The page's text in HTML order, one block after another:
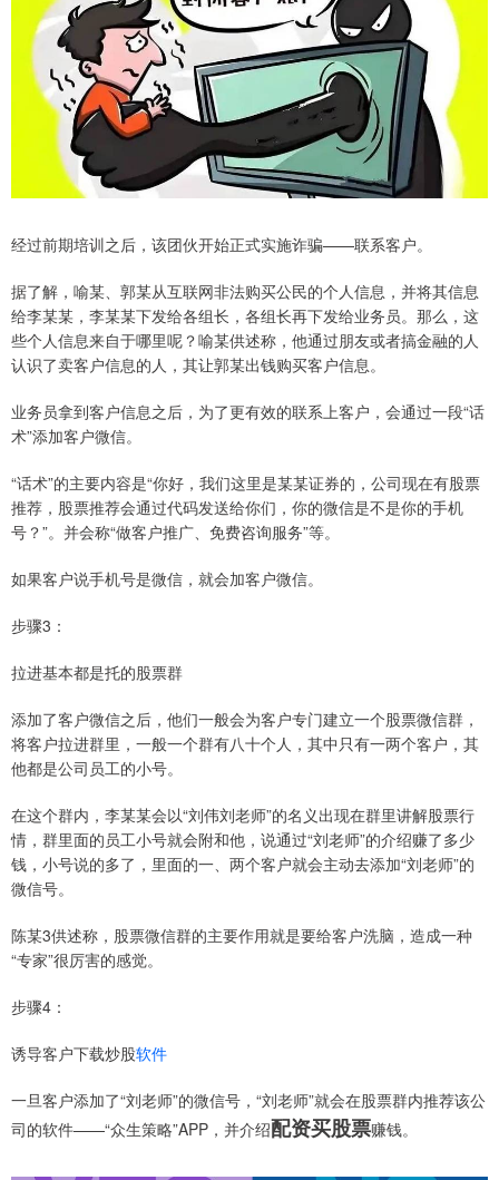
经过前期培训之后，该团伙开始正式实施诈骗——联系客户。
据了解，喻某、郭某从互联网非法购买公民的个人信息，并将其信息
给李某某，李某某下发给各组长，各组长再下发给业务员。那么，这
些个人信息来自于哪里呢？喻某供述称，他通过朋友或者搞金融的人
认识了卖客户信息的人，其让郭某出钱购买客户信息。
业务员拿到客户信息之后，为了更有效的联系上客户，会通过一段“话
术”添加客户微信。
“话术”的主要内容是“你好，我们这里是某某证券的，公司现在有股票
推荐，股票推荐会通过代码发送给你们，你的微信是不是你的手机
号？”。并会称“做客户推广、免费咨询服务”等。
如果客户说手机号是微信，就会加客户微信。
步骤3：
拉进基本都是托的股票群
添加了客户微信之后，他们一般会为客户专门建立一个股票微信群，
将客户拉进群里，一般一个群有八十个人，其中只有一两个客户，其
他都是公司员工的小号。
在这个群内，李某某会以“刘伟刘老师”的名义出现在群里讲解股票行
情，群里面的员工小号就会附和他，说通过“刘老师”的介绍赚了多少
钱，小号说的多了，里面的一、两个客户就会主动去添加“刘老师”的
微信号。
陈某3供述称，股票微信群的主要作用就是要给客户洗脑，造成一种
“专家”很厉害的感觉。
步骤4：
诱导客户下载炒股软件
一旦客户添加了“刘老师”的微信号，“刘老师”就会在股票群内推荐该公
司的软件——“众生策略”APP，并介绍配资买股票赚钱。